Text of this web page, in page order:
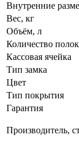
Внутренние
Вес, кг
Объём, л
Количество полок
Кассовая ячейка
Тип замка
Цвет
Тип покрытия
Гарантия
Производитель,